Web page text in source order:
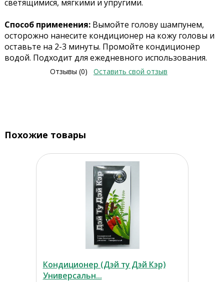
светящимися, мягкими и упругими.
Способ применения:Вымойте голову шампунем,
осторожно нанесите кондиционер на кожу головы и
оставьте на 2-3 минуты. Промойте кондиционер
водой. Подходит для ежедневного использования.
Отзывы (0) Оставить свой отзыв
Похожие товары
Кондиционер (Дэй ту Дэй Кэр)
Универсальн...